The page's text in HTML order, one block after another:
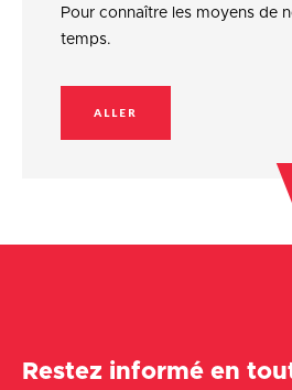
Pour connaître les moyens de
temps.
ALLER
Restez informé en